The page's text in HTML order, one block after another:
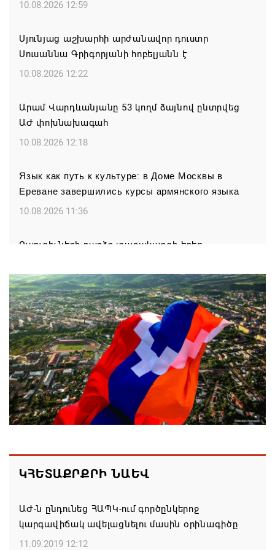
10.08.2026 12:59
Սյունյաց աշխարհի արժանավոր դուստր
Սուսաննա Գրիգորյանի հոբելյանն է
10.08.2026 12:22
Արամ Վարդևանյանը 53 կողմ ձայնով ընտրվեց
ԱԺ փոխնախագահ
10.08.2026 12:18
Язык как путь к культуре: в Доме Москвы в
Ереване завершились курсы армянского языка
10.08.2026 11:36
Ուսուցիչների բարձր տարակարգի երեք
10.08.2026 11:26
Սիրիան և ՌԴ-ն փոխըմբռնման հուշագիր են
ստորագրել
10.08.2026 11:16
Չորս խաղափուլից հետո հայ շախմատիստները
առաջատարների շարքում են Եվրոպայի մինչև 20
տարեկանների առաջնությունում
Իրանը Հորմուզի նեղուցի վերաբացումը կապում է
ԱՄՆ-ի զիջումների հետ
ԿՀԵՏԱՔՐՔՐԻ ՆԱԵՎ
ԱԺ-ն ընդունեց ՀԱՊԿ-ում գործընկերոջ
կարգավիճակ ավելացնելու մասին օրինագիծը
11.09.2019 12:12